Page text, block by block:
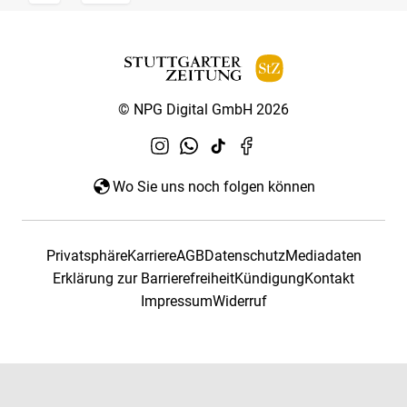
© NPG Digital GmbH 2026
Wo Sie uns noch folgen können
PrivatsphäreKarriereAGBDatenschutzMediadaten
Erklärung zur BarrierefreiheitKündigungKontakt
ImpressumWiderruf